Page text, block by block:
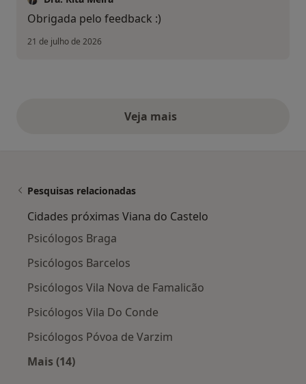
Obrigada pelo feedback :)
21 de julho de 2026
Veja maisopiniões acima
Pesquisas relacionadas
Cidades próximas Viana do Castelo
Psicólogos Braga
Psicólogos Barcelos
Psicólogos Vila Nova de Famalicão
Psicólogos Vila Do Conde
Psicólogos Póvoa de Varzim
Mais (14)